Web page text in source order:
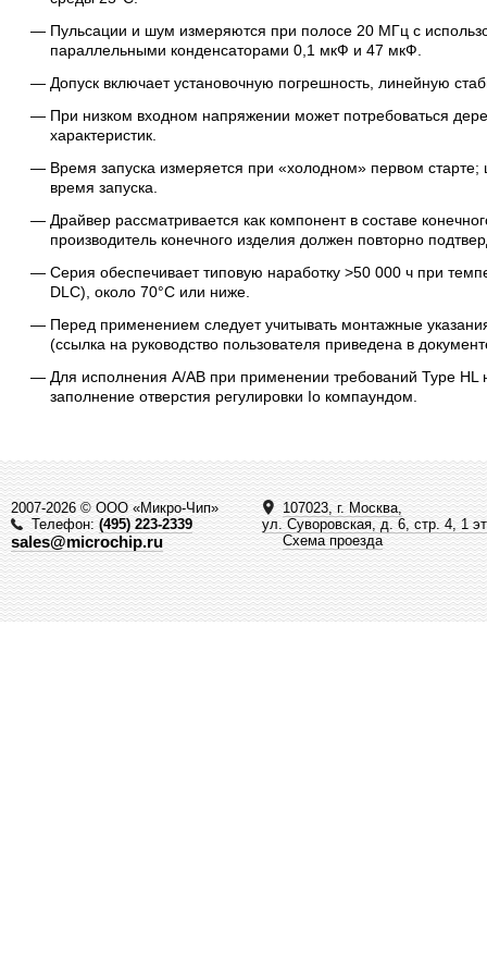
Пульсации и шум измеряются при полосе 20 МГц с
параллельными конденсаторами 0,1 мкФ и 47 мкФ.
Допуск включает установочную погрешность, линейную
При низком входном напряжении может потребоваться
характеристик.
Время запуска измеряется при «холодном» первом
время запуска.
Драйвер рассматривается как компонент в составе
производитель конечного изделия должен повторно
Серия обеспечивает типовую наработку >50 000 ч при
DLC), около 70°C или ниже.
Перед применением следует учитывать монтажные
(ссылка на руководство пользователя приведена в
Для исполнения A/AB при применении требований Type
заполнение отверстия регулировки Io компаундом.
2007-2026 © ООО «Микро-Чип»
Телефон:(495) 223-2339
sales@microchip.ru
107023, г. Москва,
ул. Суворовская, д. 6, стр. 4, 1
Схема проезда